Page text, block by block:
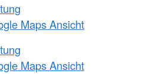
Maps Ansicht
Maps Ansicht